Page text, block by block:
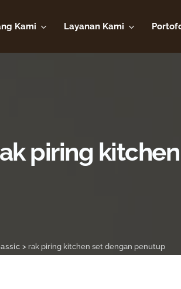
Kami Layanan Kami
piring
> rak piring kitchen set dengan penutup